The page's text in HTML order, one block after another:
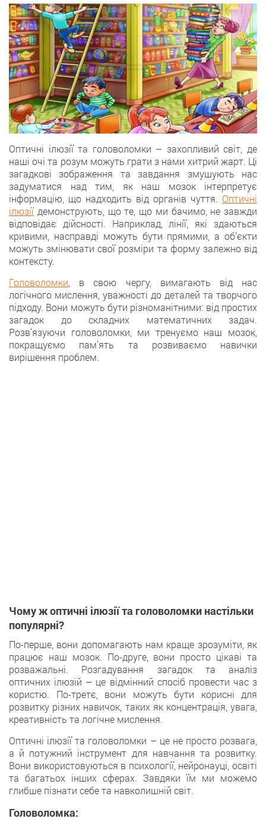
Оптичні ілюзії та головоломки – захопливий світ, де
наші очі та розум можуть грати з нами хитрий жарт. Ці
загадкові зображення та завдання змушують нас
задуматися над тим, як наш мозок інтерпретує
інформацію, що надходить від органів чуття. Оптичні
ілюзіїдемонструють, що те, що ми бачимо, не завжди
відповідає дійсності. Наприклад, лінії, які здаються
кривими, насправді можуть бути прямими, а об’єкти
можуть змінювати свої розміри та форму залежно від
контексту.
Головоломки, в свою чергу, вимагають від нас
логічного мислення, уважності до деталей та творчого
підходу. Вони можуть бути різноманітними: від простих
загадок до складних математичних задач.
Розв’язуючи головоломки, ми тренуємо наш мозок,
покращуємо пам’ять та розвиваємо навички
вирішення проблем.
Чому ж оптичні ілюзії та головоломки настільки
популярні?
По-перше, вони допомагають нам краще зрозуміти, як
працює наш мозок. По-друге, вони просто цікаві та
розважальні. Розгадування загадок та аналіз
оптичних ілюзій – це відмінний спосіб провести час з
користю. По-третє, вони можуть бути корисні для
розвитку різних навичок, таких як концентрація, увага,
креативність та логічне мислення.
Оптичні ілюзії та головоломки – це не просто розвага,
а й потужний інструмент для навчання та розвитку.
Вони використовуються в психології, нейронауці, освіті
та багатьох інших сферах. Завдяки їм ми можемо
глибше пізнати себе та навколишній світ.
Головоломка: